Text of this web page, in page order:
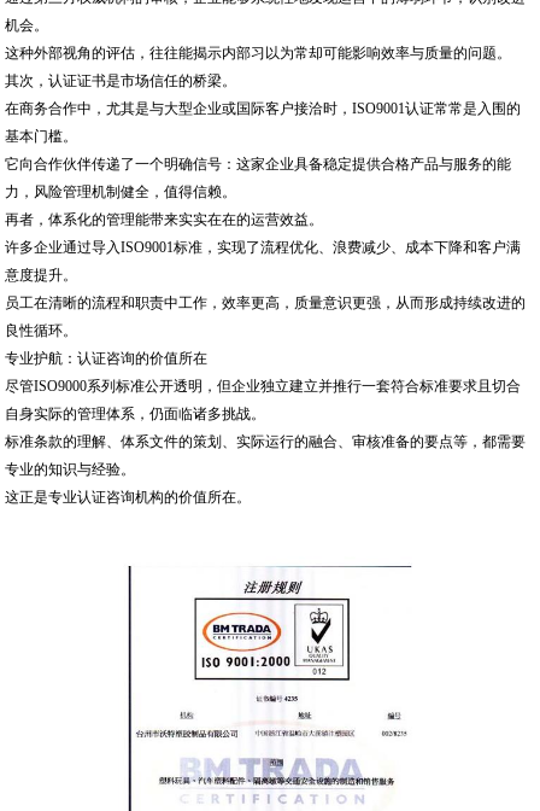
机会。
这种外部视角的评估，往往能揭示内部习以为常却可能影响效率与质量的问题。
其次，认证证书是市场信任的桥梁。
在商务合作中，尤其是与大型企业或国际客户接洽时，ISO9001认证常常是入围的
基本门槛。
它向合作伙伴传递了一个明确信号：这家企业具备稳定提供合格产品与服务的能
力，风险管理机制健全，值得信赖。
再者，体系化的管理能带来实实在在的运营效益。
许多企业通过导入ISO9001标准，实现了流程优化、浪费减少、成本下降和客户满
意度提升。
员工在清晰的流程和职责中工作，效率更高，质量意识更强，从而形成持续改进的
良性循环。
专业护航：认证咨询的价值所在
尽管ISO9000系列标准公开透明，但企业独立建立并推行一套符合标准要求且切合
自身实际的管理体系，仍面临诸多挑战。
标准条款的理解、体系文件的策划、实际运行的融合、审核准备的要点等，都需要
专业的知识与经验。
这正是专业认证咨询机构的价值所在。